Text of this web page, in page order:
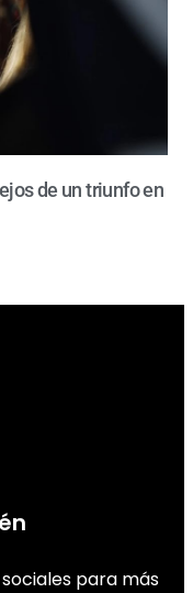
de un triunfo en
para más